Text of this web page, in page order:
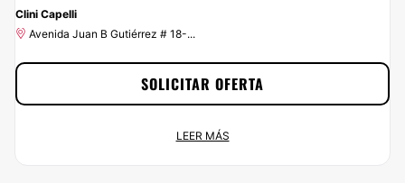
Clini Capelli
Avenida Juan B Gutiérrez # 18-...
SOLICITAR OFERTA
LEER MÁS